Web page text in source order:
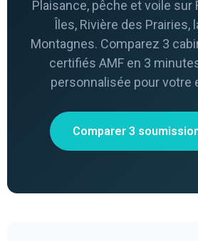
Plaisance, pêche et voile sur
Îles, Rivière des Prairies,
Montagnes. Comparez 3
certifiés AMF en 3
personnalisée pour votre
Comparer 3